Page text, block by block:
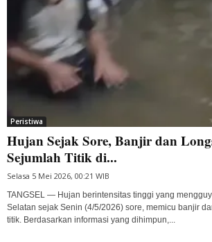
Peristiwa
Hujan Sejak Sore, Banjir dan
Sejumlah Titik di...
Selasa 5 Mei 2026, 00:21 WIB
TANGSEL — Hujan berintensitas tinggi yang
Selatan sejak Senin (4/5/2026) sore, memicu banjir
titik. Berdasarkan informasi yang dihimpun,...